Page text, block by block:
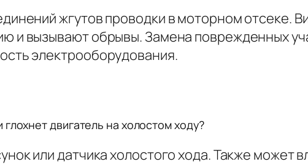
жгутов проводки в моторном отсеке.
и вызывают обрывы. Замена поврежденных
электрооборудования.
двигатель на холостом ходу?
или датчика холостого хода. Также может